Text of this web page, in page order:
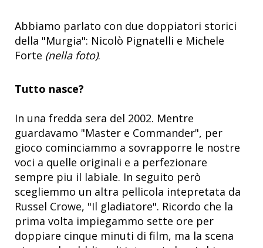
Abbiamo parlato con due doppiatori storici
della "Murgia": Nicolò Pignatelli e Michele
Forte (nella foto).
Tutto nasce?
In una fredda sera del 2002. Mentre
guardavamo "Master e Commander", per
gioco cominciammo a sovrapporre le nostre
voci a quelle originali e a perfezionare
sempre piu il labiale. In seguito però
scegliemmo un altra pellicola intepretata da
Russel Crowe, "Il gladiatore". Ricordo che la
prima volta impiegammo sette ore per
doppiare cinque minuti di film, ma la scena